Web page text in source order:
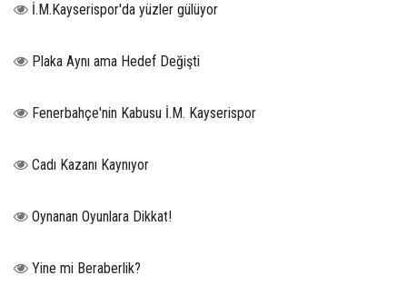
İ.M.Kayserispor'da yüzler gülüyor
Plaka Aynı ama Hedef Değişti
Fenerbahçe'nin Kabusu İ.M. Kayserispor
Cadı Kazanı Kaynıyor
Oynanan Oyunlara Dikkat!
Yine mi Beraberlik?